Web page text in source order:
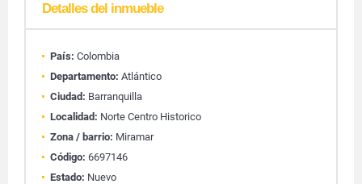
Detalles del inmueble
País: Colombia
Departamento: Atlántico
Ciudad: Barranquilla
Localidad: Norte Centro Historico
Zona / barrio: Miramar
Código: 6697146
Estado: Nuevo